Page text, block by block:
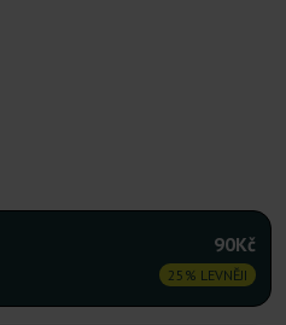
90Kč
25% LEVNĚJI